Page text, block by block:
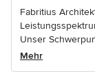
Fabritius
Unser
Mehr